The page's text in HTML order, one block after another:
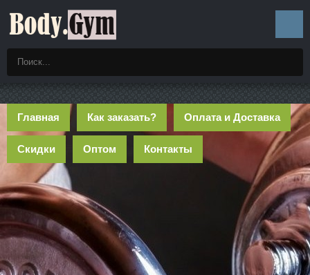
Главная Как заказать? Оплата и Доставка
Скидки Оптом Контакты